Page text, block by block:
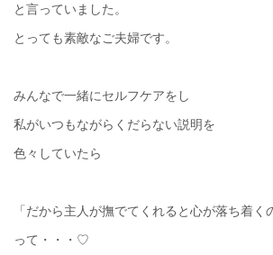
と言っていました。
とっても素敵なご夫婦です。
みんなで一緒にセルフケアをし
私がいつもながらくだらない説明を
色々していたら
「だから主人が撫でてくれると心が落ち着く
って・・・♡